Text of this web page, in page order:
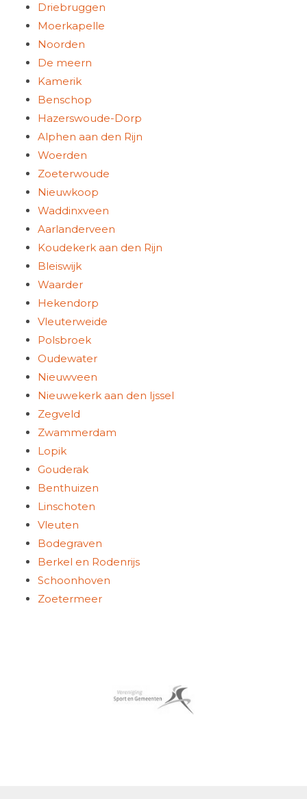
Driebruggen
Moerkapelle
Noorden
De meern
Kamerik
Benschop
Hazerswoude-Dorp
Alphen aan den Rijn
Woerden
Zoeterwoude
Nieuwkoop
Waddinxveen
Aarlanderveen
Koudekerk aan den Rijn
Bleiswijk
Waarder
Hekendorp
Vleuterweide
Polsbroek
Oudewater
Nieuwveen
Nieuwekerk aan den Ijssel
Zegveld
Zwammerdam
Lopik
Gouderak
Benthuizen
Linschoten
Vleuten
Bodegraven
Berkel en Rodenrijs
Schoonhoven
Zoetermeer